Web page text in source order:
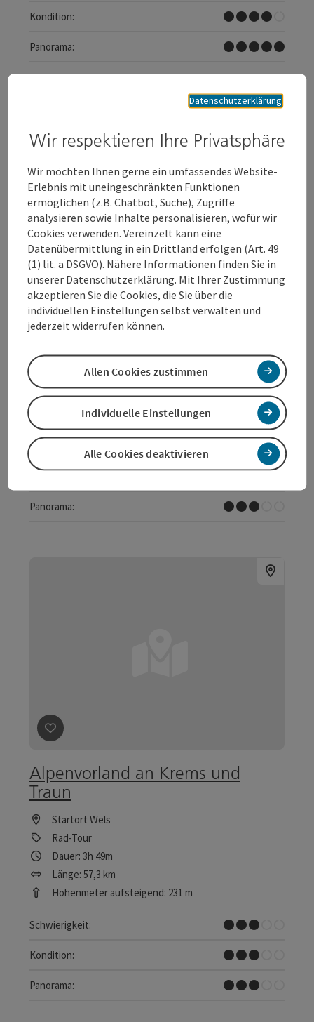
Kondition:
Schwer
Panorama:
Traumtour
Beitrag merken: Almtal - Radweg R11
Almtal - Radweg R11
Rad-Tour
Dauer: 4h 8m
Länge: 55,8 km
Höhenmeter aufsteigend: 627 m
Schwierigkeit:
Leicht
Leicht
Panorama:
Einige Ausblicke
Beitrag merken
Alpenvorland an Krems und
Traun
Startort Wels
Rad-Tour
Dauer: 3h 49m
Länge: 57,3 km
Höhenmeter aufsteigend: 231 m
Schwierigkeit:
Mittel
Kondition:
Mittel
Panorama:
Einige Ausblicke
Datenschutzerklärung
Wir respektieren Ihre Privatsphäre
Wir möchten Ihnen gerne ein umfassendes Website-
Erlebnis mit uneingeschränkten Funktionen
ermöglichen (z.B. Chatbot, Suche), Zugriffe
analysieren sowie Inhalte personalisieren, wofür wir
Cookies verwenden. Vereinzelt kann eine
Datenübermittlung in ein Drittland erfolgen (Art. 49
(1) lit. a DSGVO). Nähere Informationen finden Sie in
unserer Datenschutzerklärung. Mit Ihrer Zustimmung
akzeptieren Sie die Cookies, die Sie über die
individuellen Einstellungen selbst verwalten und
jederzeit widerrufen können.
Alle Cookies deaktivieren
Individuelle Einstellungen
Allen Cookies zustimmen